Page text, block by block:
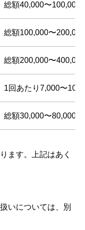
総額40,000〜100,000
総額100,000〜
総額200,000〜
1回あたり7,000〜
総額30,000〜80,000
ます。上記はあく
いについては、別